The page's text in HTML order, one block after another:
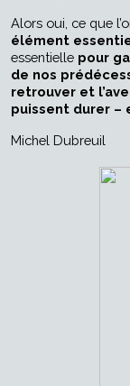
Alors oui, ce que
élément
essentielle pour
de nos
retrouver et
puissent durer –
Michel Dubreuil